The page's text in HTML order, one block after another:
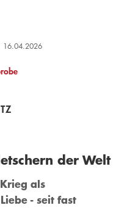
16.04.2026
der Welt
als
- seit fast